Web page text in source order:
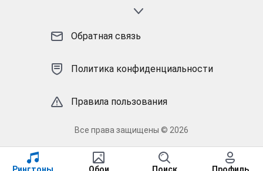
Обратная связь
Политика конфиденциальности
Правила пользования
Все права защищены © 2026